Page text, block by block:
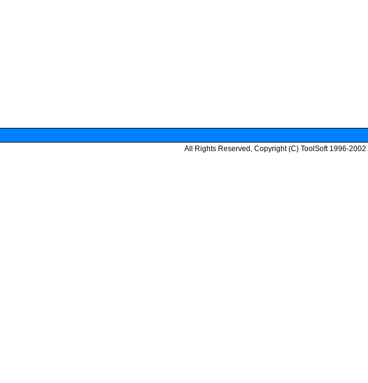
All Rights Reserved, Copyright (C) ToolSoft 1996-2002